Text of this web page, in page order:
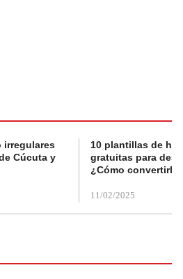
irregulares
Cúcuta y
10 plantillas de
gratuitas para
¿Cómo convertirla
11/02/2025